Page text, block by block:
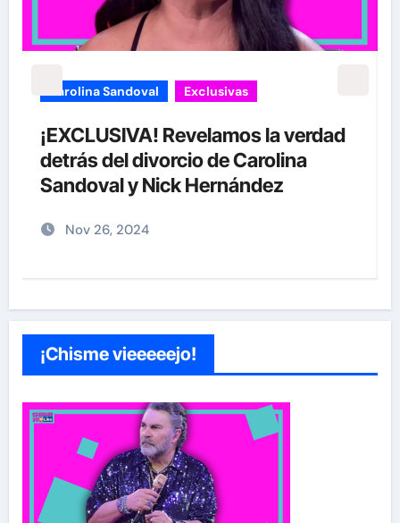
Exclusivas Sean 'Diddy' Combs
Jay-Z reacciona a acusaciones de
supuesto abuso a menor de 13 años
junto a Diddy Combs en plena fiesta
Dic 9, 2024
¡Chisme vieeeeejo!